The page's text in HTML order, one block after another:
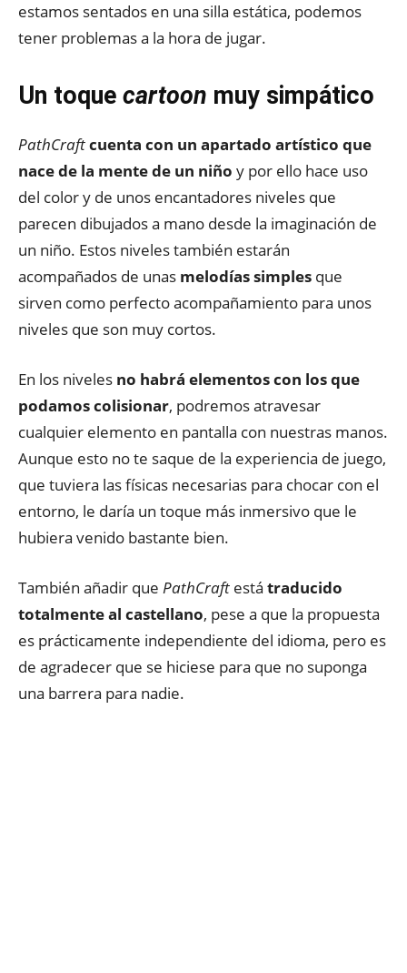
estamos sentados en una silla estática, podemos
tener problemas a la hora de jugar.
Un toque cartoon muy simpático
PathCraftcuenta con un apartado artístico que
nace de la mente de un niño y por ello hace uso
del color y de unos encantadores niveles que
parecen dibujados a mano desde la imaginación de
un niño. Estos niveles también estarán
acompañados de unas melodías simples que
sirven como perfecto acompañamiento para unos
niveles que son muy cortos.
En los niveles no habrá elementos con los que
podamos colisionar, podremos atravesar
cualquier elemento en pantalla con nuestras manos.
Aunque esto no te saque de la experiencia de juego,
que tuviera las físicas necesarias para chocar con el
entorno, le daría un toque más inmersivo que le
hubiera venido bastante bien.
También añadir que PathCraft está traducido
totalmente al castellano, pese a que la propuesta
es prácticamente independiente del idioma, pero es
de agradecer que se hiciese para que no suponga
una barrera para nadie.